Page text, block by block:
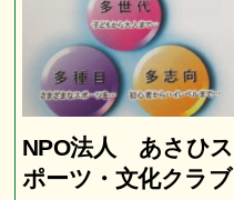
NPO法人 あさひス
ポーツ・文化クラブ